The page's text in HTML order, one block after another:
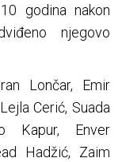
godina nakon
njegovo
Lončar, Emir
Cerić, Suada
Kapur, Enver
Hadžić, Zaim